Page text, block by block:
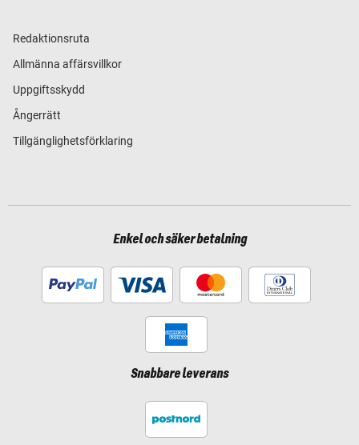
Redaktionsruta
Allmänna affärsvillkor
Uppgiftsskydd
Ångerrätt
Tillgänglighetsförklaring
Enkel och säker betalning
Snabbare leverans